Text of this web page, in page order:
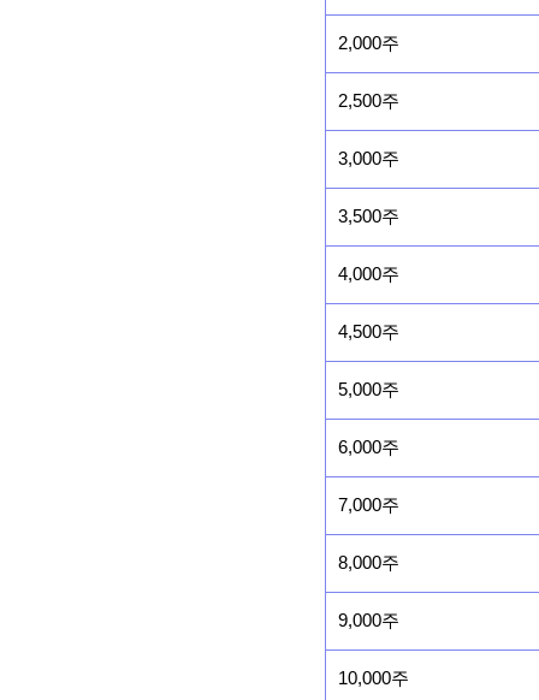
2,000주
2,500주
3,000주
3,500주
4,000주
4,500주
5,000주
6,000주
7,000주
8,000주
9,000주
10,000주